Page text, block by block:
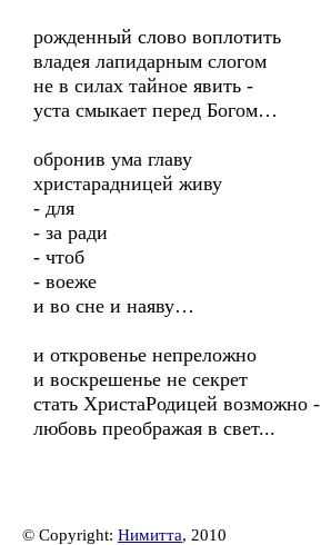
рожденный слово воплотить
владея лапидарным слогом
не в силах тайное явить -
уста смыкает перед Богом…
обронив ума главу
христарадницей живу
- для
- за ради
- чтоб
- воеже
и во сне и наяву…
и откровенье непреложно
и воскрешенье не секрет
стать ХристаРодицей возможно -
любовь преображая в свет...
© Copyright: Нимитта, 2010